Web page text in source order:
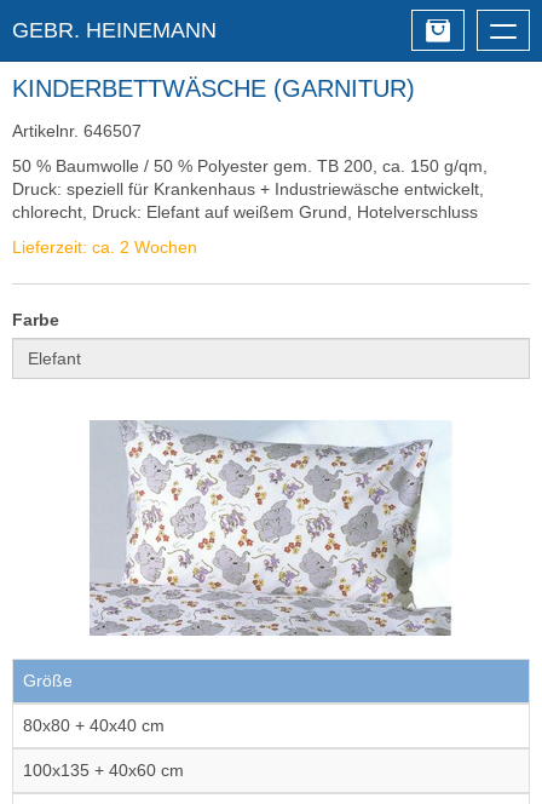
GEBR. HEINEMANN
KINDERBETTWÄSCHE (GARNITUR)
Artikelnr. 646507
50 % Baumwolle / 50 % Polyester gem. TB 200, ca. 150 g/qm,
Druck: speziell für Krankenhaus + Industriewäsche entwickelt,
chlorecht, Druck: Elefant auf weißem Grund, Hotelverschluss
Lieferzeit: ca. 2 Wochen
Farbe
Größe
80x80 + 40x40 cm
100x135 + 40x60 cm